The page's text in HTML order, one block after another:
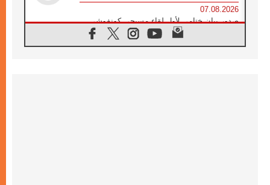
07.08.2026
صدور بيان ختامي لأول لقاء مسيحي كونفوشي
بمشاركة الدائرة الفاتيكانية للحوار بين الأديان
07.08.2026